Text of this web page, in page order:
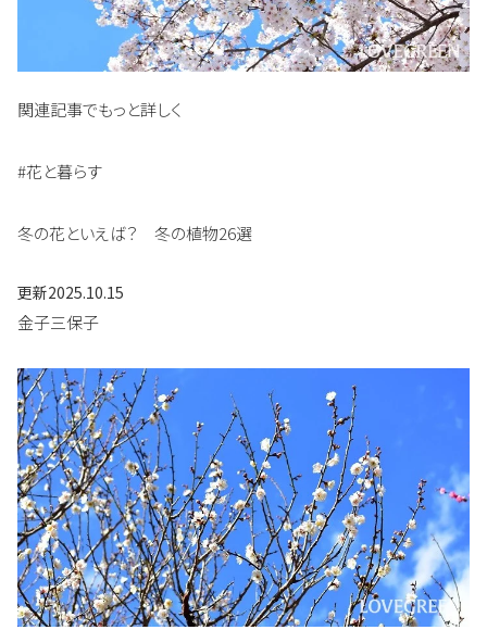
関連記事でもっと詳しく
#花と暮らす
冬の花といえば？ 冬の植物26選
更新2025.10.15
金子三保子